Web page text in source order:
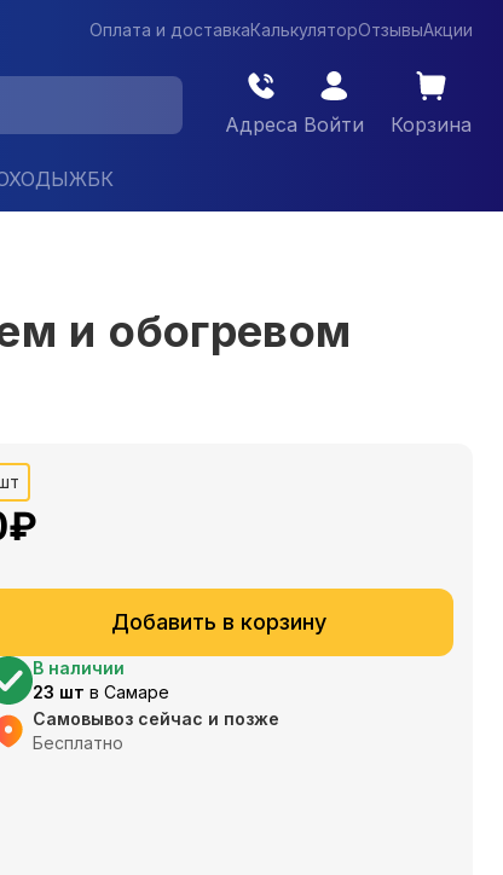
Оплата и доставкаКалькуляторОтзывыАкции
Адреса Войти Корзина
ЖБК
и обогревом
₽
Добавить в корзину
В наличии
23 шт в Самаре
Самовывоз сейчас и позже
Бесплатно